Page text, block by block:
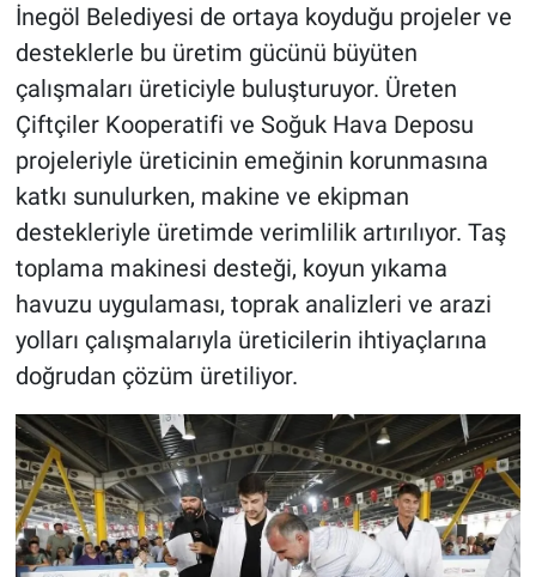
İnegöl Belediyesi de ortaya koyduğu projeler ve
desteklerle bu üretim gücünü büyüten
çalışmaları üreticiyle buluşturuyor. Üreten
Çiftçiler Kooperatifi ve Soğuk Hava Deposu
projeleriyle üreticinin emeğinin korunmasına
katkı sunulurken, makine ve ekipman
destekleriyle üretimde verimlilik artırılıyor. Taş
toplama makinesi desteği, koyun yıkama
havuzu uygulaması, toprak analizleri ve arazi
yolları çalışmalarıyla üreticilerin ihtiyaçlarına
doğrudan çözüm üretiliyor.